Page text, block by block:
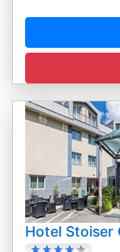
Hotel Stoiser